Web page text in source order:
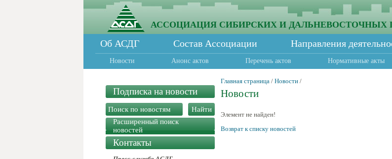
АССОЦИАЦИЯ СИБИРСКИХ И ДАЛЬНЕВОСТОЧНЫХ
Об АСДГ Состав Ассоциации Направления
Новости Анонс актов Перечень актов Нормативные акты
Подписка на новости
Расширенный поиск
новостей
Контакты
Главная страница / Новости /
Новости
Элемент не найден!
Возврат к списку новостей